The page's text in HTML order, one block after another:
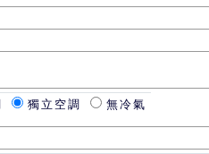
獨立空調 無冷氣